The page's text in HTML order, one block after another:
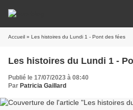
Accueil » Les histoires du Lundi 1 - Pont des fées
Les histoires du Lundi 1 -
Publié le 17/07/2023 à 08:40
Par Patricia Gaillard